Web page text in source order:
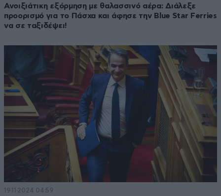
Ανοιξιάτικη εξόρμηση με θαλασσινό αέρα: Διάλεξε
προορισμό για το Πάσχα και άφησε την Blue Star Ferries
να σε ταξιδέψει!
19·11·2024 04:59